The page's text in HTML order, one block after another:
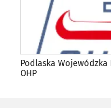
Podlaska Wojewódzka
OHP